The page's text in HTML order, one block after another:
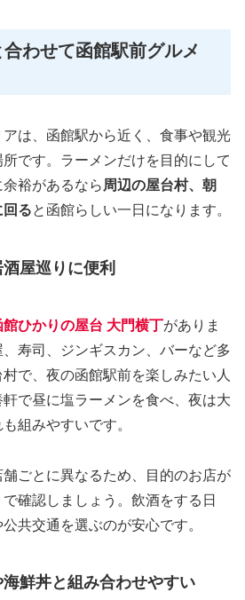
わせて函館駅前グルメ
は、函館駅から近く、食事や観光
です。ラーメンだけを目的にして
裕があるなら 周辺の屋台村、朝
ると函館らしい一日になります。
屋巡りに便利
館ひかりの屋台 大門横丁がありま
寿司、ジンギスカン、バーなど多
で、夜の函館駅前を楽しみたい人
で昼に塩ラーメンを食べ、夜は大
組みやすいです。
ごとに異なるため、目的のお店が
確認しましょう。飲酒をする日
共交通を選ぶのが安心です。
鮮丼と組み合わせやすい